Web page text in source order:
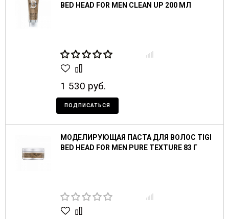
BED HEAD FOR MEN CLEAN UP 200 МЛ
1 530 руб.
ПОДПИСАТЬСЯ
МОДЕЛИРУЮЩАЯ ПАСТА ДЛЯ ВОЛОС TIGI
BED HEAD FOR MEN PURE TEXTURE 83 Г